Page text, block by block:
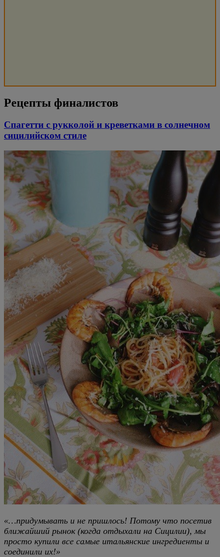
Рецепты финалистов
Спагетти с рукколой и креветками в солнечном
сицилийском стиле
«…придумывать и не пришлось! Потому что посетив
ближайший рынок (когда отдыхали на Сицилии), мы
просто купили все самые итальянские ингредиенты и
соединили их!»